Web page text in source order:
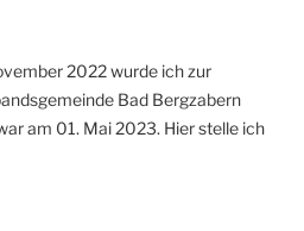
2022 wurde ich zur
Bad Bergzabern
am 01. Mai 2023. Hier stelle ich